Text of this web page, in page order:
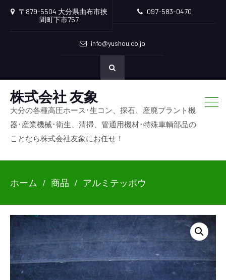
〒879-5504 大分県由布市挾
間町下市757
097-583-0470
info@yushou.co.jp
株式会社 友象
大分の各種高圧ホース･生コン、採石、産廃プラント機
器･産業機械･衛生、清掃、管通用機材･特殊車輌部品の
ことなら株式会社友象にお任せ！
ホーム 商品 アルミテッポウ